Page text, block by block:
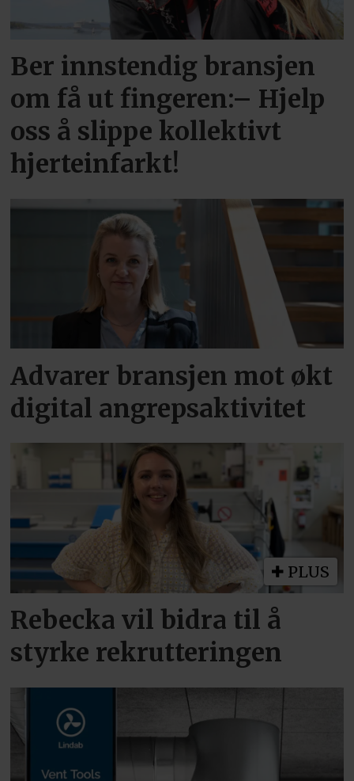
Ber innstendig bransjen
om få ut fingeren:– Hjelp
oss å slippe kollektivt
hjerteinfarkt!
Advarer bransjen mot økt
digital angrepsaktivitet
PLUS
Rebecka vil bidra til å
styrke rekrutteringen